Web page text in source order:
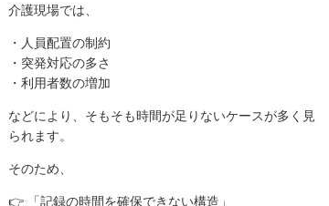
介護現場では、
・人員配置の制約
・突発対応の多さ
・利用者数の増加
などにより、そもそも時間が足りないケースが多く見
られます。
そのため、
👉 「記録の時間を確保できない構造」